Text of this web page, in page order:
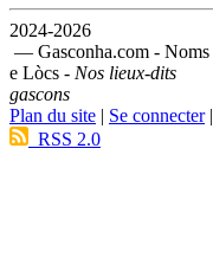
2024-2026
— Gasconha.com - Noms
e Lòcs - Nos lieux-dits
gascons
Plan du site | Se connecter|
RSS 2.0